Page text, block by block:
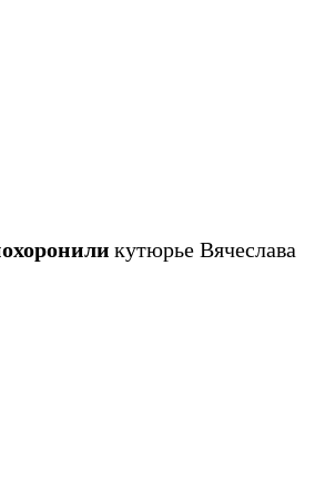
кутюрье Вячеслава